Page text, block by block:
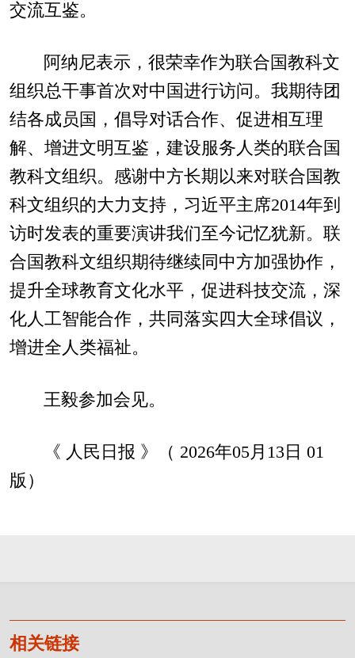
交流互鉴。
阿纳尼表示，很荣幸作为联合国教科文
组织总干事首次对中国进行访问。我期待团
结各成员国，倡导对话合作、促进相互理
解、增进文明互鉴，建设服务人类的联合国
教科文组织。感谢中方长期以来对联合国教
科文组织的大力支持，习近平主席2014年到
访时发表的重要演讲我们至今记忆犹新。联
合国教科文组织期待继续同中方加强协作，
提升全球教育文化水平，促进科技交流，深
化人工智能合作，共同落实四大全球倡议，
增进全人类福祉。
王毅参加会见。
《 人民日报 》（ 2026年05月13日 01
版）
相关链接